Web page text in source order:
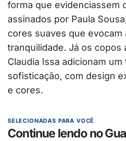
forma que evidenciassem
assinados por Paula
cores suaves que evocam
tranquilidade. Já os copos
Claudia Issa adicionam
sofisticação, com design
e cores.
SELECIONADAS PARA VOCÊ
Continue lendo no